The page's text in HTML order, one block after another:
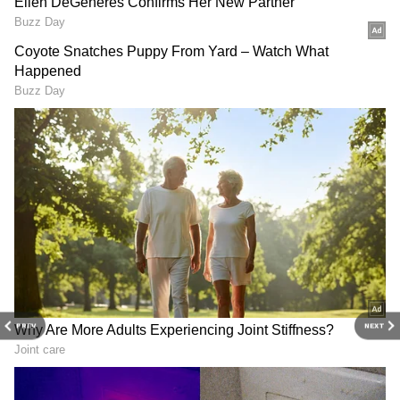
PREV NEXT
వైరల్ కండ్లకలక
ఇది ఒక వైరల్ ఇన్ఫెక్షన్. దీనినే మనం కండ్ల కలక అంటాం.
కండ్లకలక వల్ల కండ్ల వాపు వస్తుంది. దీనివల్ల కనుగుడ్డుపై
సన్నని పొర ఏర్పడుతుంది. ఇది కన్నును పూర్తిగా కప్పి
ఉంచుతుంది. దీంతో కళ్లు ఎర్రబడటమే కాదు.. నొప్పి కూడా
పెడుతుంది. మంటగా కూడా అనిపిస్తుంది. అలాగే వాపు
కూడా ఉంటుంది. ఇవి వైరల్ కండ్లకలక సంకేతాలు. ఇలాంటి
సమయంలో డాక్టర్ ను సంప్రదించడం మంచిది.